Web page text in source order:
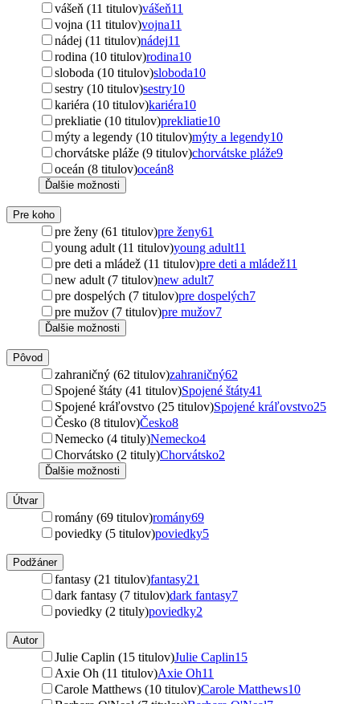
vášeň (11 titulov)vášeň11
vojna (11 titulov)vojna11
nádej (11 titulov)nádej11
rodina (10 titulov)rodina10
sloboda (10 titulov)sloboda10
sestry (10 titulov)sestry10
kariéra (10 titulov)kariéra10
prekliatie (10 titulov)prekliatie10
mýty a legendy (10 titulov)mýty a legendy10
chorvátske pláže (9 titulov)chorvátske pláže9
oceán (8 titulov)oceán8
Ďalšie možnosti
Pre koho
pre ženy (61 titulov)pre ženy61
young adult (11 titulov)young adult11
pre deti a mládež (11 titulov)pre deti a mládež11
new adult (7 titulov)new adult7
pre dospelých (7 titulov)pre dospelých7
pre mužov (7 titulov)pre mužov7
Ďalšie možnosti
Pôvod
zahraničný (62 titulov)zahraničný62
Spojené štáty (41 titulov)Spojené štáty41
Spojené kráľovstvo (25 titulov)Spojené kráľovstvo25
Česko (8 titulov)Česko8
Nemecko (4 tituly)Nemecko4
Chorvátsko (2 tituly)Chorvátsko2
Ďalšie možnosti
Útvar
romány (69 titulov)romány69
poviedky (5 titulov)poviedky5
Podžáner
fantasy (21 titulov)fantasy21
dark fantasy (7 titulov)dark fantasy7
poviedky (2 tituly)poviedky2
Autor
Julie Caplin (15 titulov)Julie Caplin15
Axie Oh (11 titulov)Axie Oh11
Carole Matthews (10 titulov)Carole Matthews10